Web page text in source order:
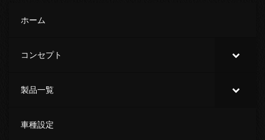
ホーム
コンセプト
製品一覧
車種設定